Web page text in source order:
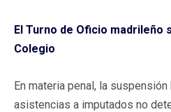
El Turno de Oficio madrileño
Colegio
En materia penal, la
asistencias a imputados no